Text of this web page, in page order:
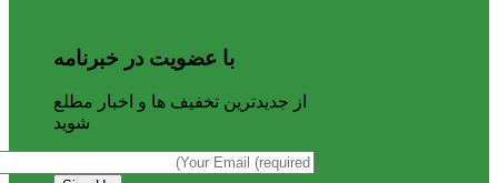
با عضویت در خبرنامه
از جدیدترین تخفیف ها و اخبار مطلع
شوید